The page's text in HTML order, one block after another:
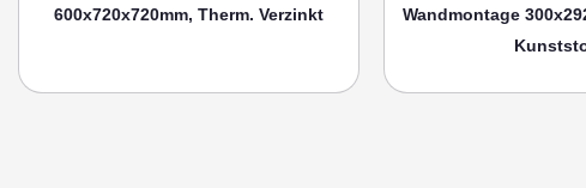
600x720x720mm, Therm. Verzinkt
Wandmontage